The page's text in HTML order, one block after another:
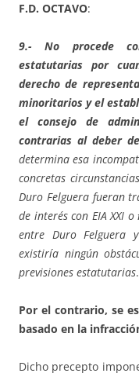
F.D. OCTAVO:
9.-
No procede
estatutarias por
derecho de
minoritarios y el
el consejo de
contrarias al deber
determina esa
concretas
Duro Felguera fueran
de interés con EIA XXI
entre Duro Felguera
existiría ningún
previsiones estatutarias.
Por el contrario, se
basado en la
Dicho precepto